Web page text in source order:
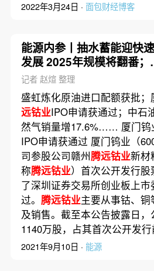
2022年3月24日 · 面包财经博客
能源内参丨抽水蓄能迎快速
发展 2025年规模将翻番；
家储备原油首次以轮换方式
分期分批投放市场
记者 赵煊 整理
盛虹炼化原油进口配额获批；
远钴业IPO申请获通过；中石
然气销量增17.6%…… 厦门钨
IPO申请获通过 厦门钨业（
司参股公司赣州腾远钴业新材
称腾远钴业）首次公开发行
了深圳证券交易所创业板上
过。 腾远钴业主要从事钴、
及销售。截至本公告披露日，
1140万股，占其首次公开发
2021年9月10日 · 能源